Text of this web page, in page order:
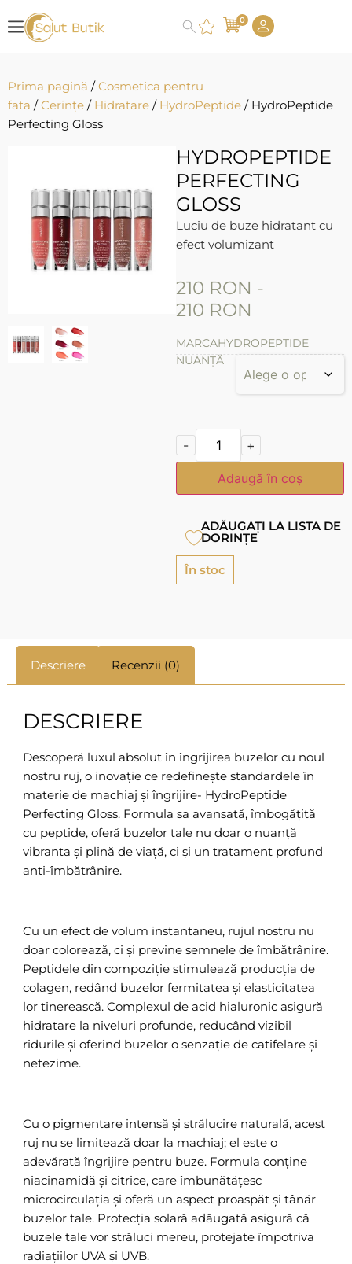
0
Prima pagină /Cosmetica pentru
fata /Cerințe / Hidratare / HydroPeptide / HydroPeptide
Perfecting Gloss
HYDROPEPTIDE
PERFECTING
GLOSS
Luciu de buze hidratant cu
efect volumizant
210 RON -
210 RON
MARCAHYDROPEPTIDE
NUANȚĂ
- +
Adaugă în coș
ADĂUGAȚI LA LISTA DE
DORINȚE
În stoc
Descriere Recenzii (0)
DESCRIERE
Descoperă luxul absolut în îngrijirea buzelor cu noul
nostru ruj, o inovație ce redefinește standardele în
materie de machiaj și îngrijire- HydroPeptide
Perfecting Gloss. Formula sa avansată, îmbogățită
cu peptide, oferă buzelor tale nu doar o nuanță
vibranta și plină de viață, ci și un tratament profund
anti-îmbătrânire.
Cu un efect de volum instantaneu, rujul nostru nu
doar colorează, ci și previne semnele de îmbătrânire.
Peptidele din compoziție stimulează producția de
colagen, redând buzelor fermitatea și elasticitatea
lor tinerească. Complexul de acid hialuronic asigură
hidratare la niveluri profunde, reducând vizibil
ridurile și oferind buzelor o senzație de catifelare și
netezime.
Cu o pigmentare intensă și strălucire naturală, acest
ruj nu se limitează doar la machiaj; el este o
adevărată îngrijire pentru buze. Formula conține
niacinamidă și citrice, care îmbunătățesc
microcirculația și oferă un aspect proaspăt și tânăr
buzelor tale. Protecția solară adăugată asigură că
buzele tale vor străluci mereu, protejate împotriva
radiațiilor UVA și UVB.